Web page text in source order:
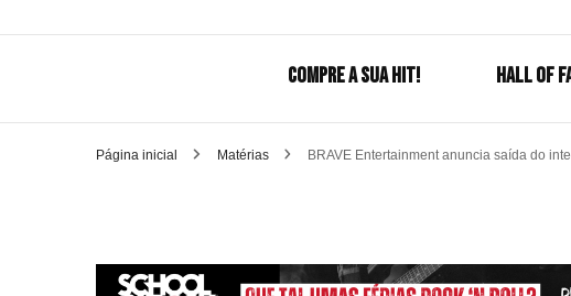
COMPRE A SUA HIT! HALL OF
Página inicial Matérias BRAVE Entertainment anuncia saída do